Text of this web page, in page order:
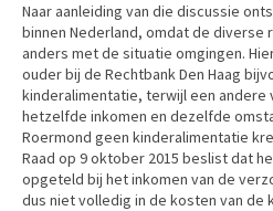
Naar aanleiding van die discussie
binnen Nederland, omdat de diverse
anders met de situatie omgingen.
ouder bij de Rechtbank Den Haag
kinderalimentatie, terwijl een
hetzelfde inkomen en dezelfde
Roermond geen kinderalimentatie
Raad op 9 oktober 2015 beslist dat
opgeteld bij het inkomen van de
dus niet volledig in de kosten van de